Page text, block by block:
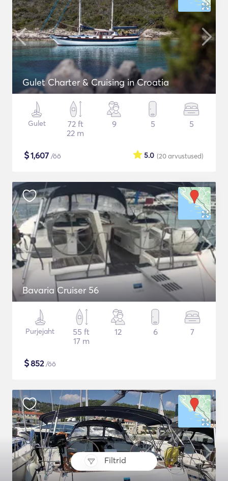
Filtrid
Gulet Charter & Cruising in Croatia
Gulet
72 ft
22 m
9 5 5
$1,607 /öö (20arvustused)
5.0
Bavaria Cruiser 56
Purjejaht
55 ft
17 m
12 6 7
$852/öö